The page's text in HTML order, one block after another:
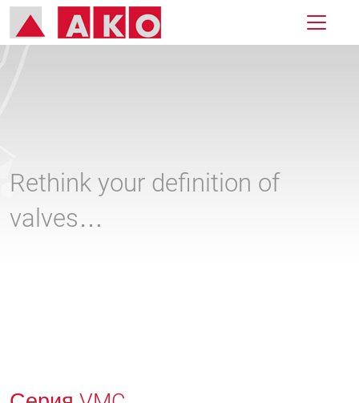
Rethink your definition of
valves…